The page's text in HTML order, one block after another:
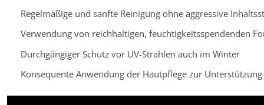
Regelmäßige und sanfte Reinigung ohne aggressive
Verwendung von reichhaltigen, feuchtigkeitsspendenden
Durchgängiger Schutz vor UV-Strahlen auch im Winter
Konsequente Anwendung der Hautpflege zur